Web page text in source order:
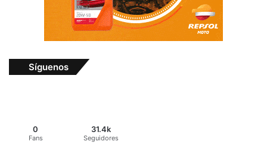
Síguenos
0
Fans
31.4k
Seguidores